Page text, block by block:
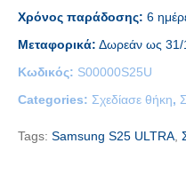
Χρόνος παράδοσης: 6
Μεταφορικά: Δωρεάν ως 31/
Κωδικός: S00000S25U
Categories: Σχεδίασε θήκη,
Tags: Samsung S25 ULTRA